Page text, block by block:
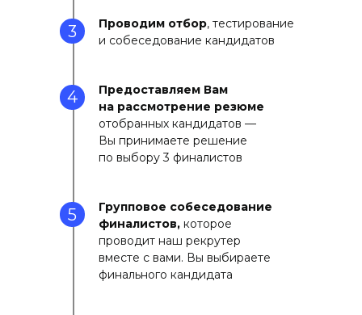
Проводим отбор, тестирование
и собеседование кандидатов
Предоставляем Вам
на рассмотрение резюме
отобранных кандидатов —
Вы принимаете решение
по выбору 3 финалистов
Групповое собеседование
финалистов, которое
проводит наш рекрутер
вместе с вами. Вы выбираете
финального кандидата
3
4
5